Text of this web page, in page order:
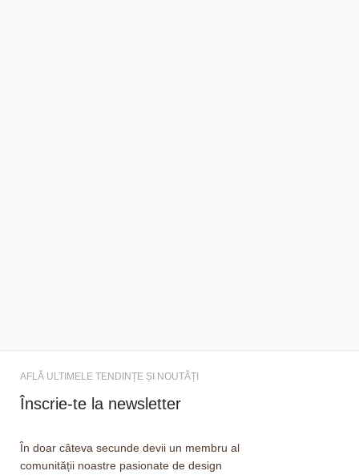
AFLĂ ULTIMELE TENDINȚE ȘI NOUTĂȚI
Înscrie-te la newsletter
În doar câteva secunde devii un membru al
comunității noastre pasionate de design